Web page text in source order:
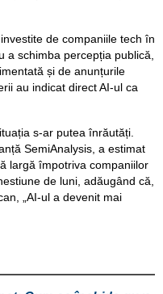
de companiile tech în
a schimba percepția publică,
și de anunțurile
au indicat direct AI-ul ca
s-ar putea înrăutăți.
SemiAnalysis, a estimat
largă împotriva companiilor
de luni, adăugând că,
„AI-ul a devenit mai